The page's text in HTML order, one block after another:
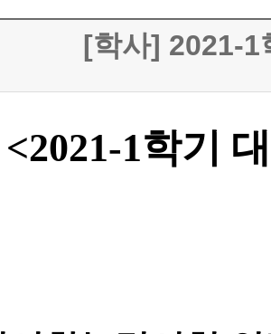
[학사] 2021-1
<2021-1학기